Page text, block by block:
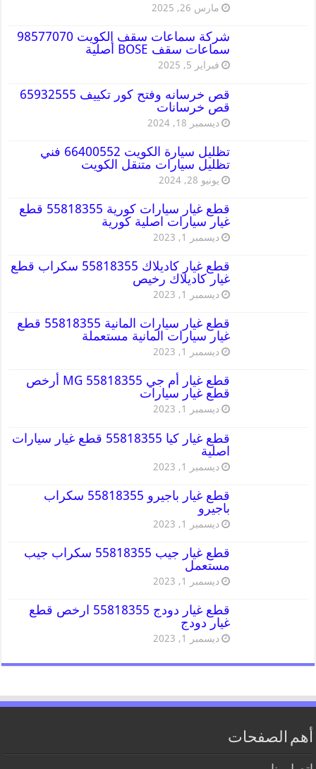
مارس 26, 2025
شركة سماعات سقف الكويت 98577070
سماعات سقف BOSE أصلية
فبراير 5, 2025
قص خرسانه وفتح كور تكييف 65932555
قص خرسانات
ديسمبر 18, 2024
تظليل سيارة الكويت 66400552 فني
تظليل سيارات متنقل الكويت
يونيو 28, 2024
قطع غيار سيارات كورية 55818355 قطع
غيار سيارات اصلية كورية
ديسمبر 1, 2023
قطع غيار كاديلاك 55818355 سكراب قطع
غيار كاديلاك رخيص
ديسمبر 1, 2023
قطع غيار سيارات المانية 55818355 قطع
غيار سيارات المانية مستعملة
ديسمبر 1, 2023
قطع غيار أم جي MG 55818355 أرخص
قطع غيار سيارات
ديسمبر 1, 2023
قطع غيار كيا 55818355 قطع غيار سيارات
اصلية
ديسمبر 1, 2023
قطع غيار باجيرو 55818355 سكراب
باجيرو
ديسمبر 1, 2023
قطع غيار جيب 55818355 سكراب جيب
مستعمل
ديسمبر 1, 2023
قطع غيار دودج 55818355 ارخص قطع
غيار دودج
ديسمبر 1, 2023
أهم الصفحات